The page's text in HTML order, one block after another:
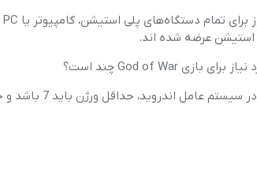
استیشن عرضه شده اند.
حداقل ورژن باید 7 باشد و حداقل فضا 200 مگابایت باشد.